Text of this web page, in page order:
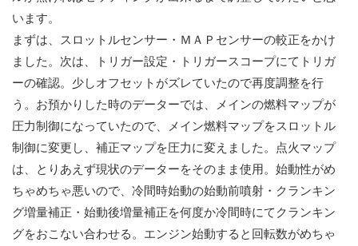
います。
まずは、スロットルセンサー・ＭＡＰセンサーの較正をかけ
ました。次は、トリガー設定・トリガースコープにてトリガ
ーの確認。少しオフセットがズレていたので再度調整を行
う。お預かりした時のデーターでは、メインの燃料マップが
圧力制御になっていたので、メイン燃料マップをスロットル
制御に変更し、補正マップを圧力に変えました。点火マップ
は、とりあえず現状のデーターをそのまま使用。始動性がめ
ちゃめちゃ悪いので、冷間時始動の始動前噴射・クランキン
グ増量補正・始動後増量補正を何度か冷間時にてクランキン
グをおこない合わせる。エンジン始動すると回転数がめちゃ